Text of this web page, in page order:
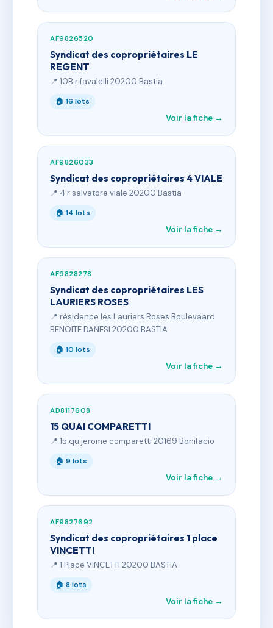
AF9826520
Syndicat des copropriétaires LE
REGENT
📍 10B r favalelli 20200 Bastia
🏠 16 lots
Voir la fiche →
AF9826033
Syndicat des copropriétaires 4 VIALE
📍 4 r salvatore viale 20200 Bastia
🏠 14 lots
Voir la fiche →
AF9828278
Syndicat des copropriétaires LES
LAURIERS ROSES
📍 résidence les Lauriers Roses Boulevaard
BENOITE DANESI 20200 BASTIA
🏠 10 lots
Voir la fiche →
AD8117608
15 QUAI COMPARETTI
📍 15 qu jerome comparetti 20169 Bonifacio
🏠 9 lots
Voir la fiche →
AF9827692
Syndicat des copropriétaires 1 place
VINCETTI
📍 1 Place VINCETTI 20200 BASTIA
🏠 8 lots
Voir la fiche →